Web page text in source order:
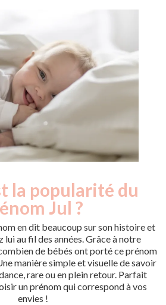
la popularité du
Jul ?
en dit beaucoup sur son histoire et
lui au fil des années. Grâce à notre
de bébés ont porté ce prénom
manière simple et visuelle de savoir
rare ou en plein retour. Parfait
un prénom qui correspond à vos
envies !